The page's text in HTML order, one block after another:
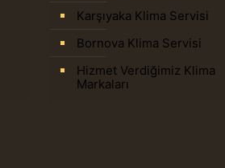
Karşıyaka Klima Servisi
Bornova Klima Servisi
Hizmet Verdiğimiz Klima
Markaları